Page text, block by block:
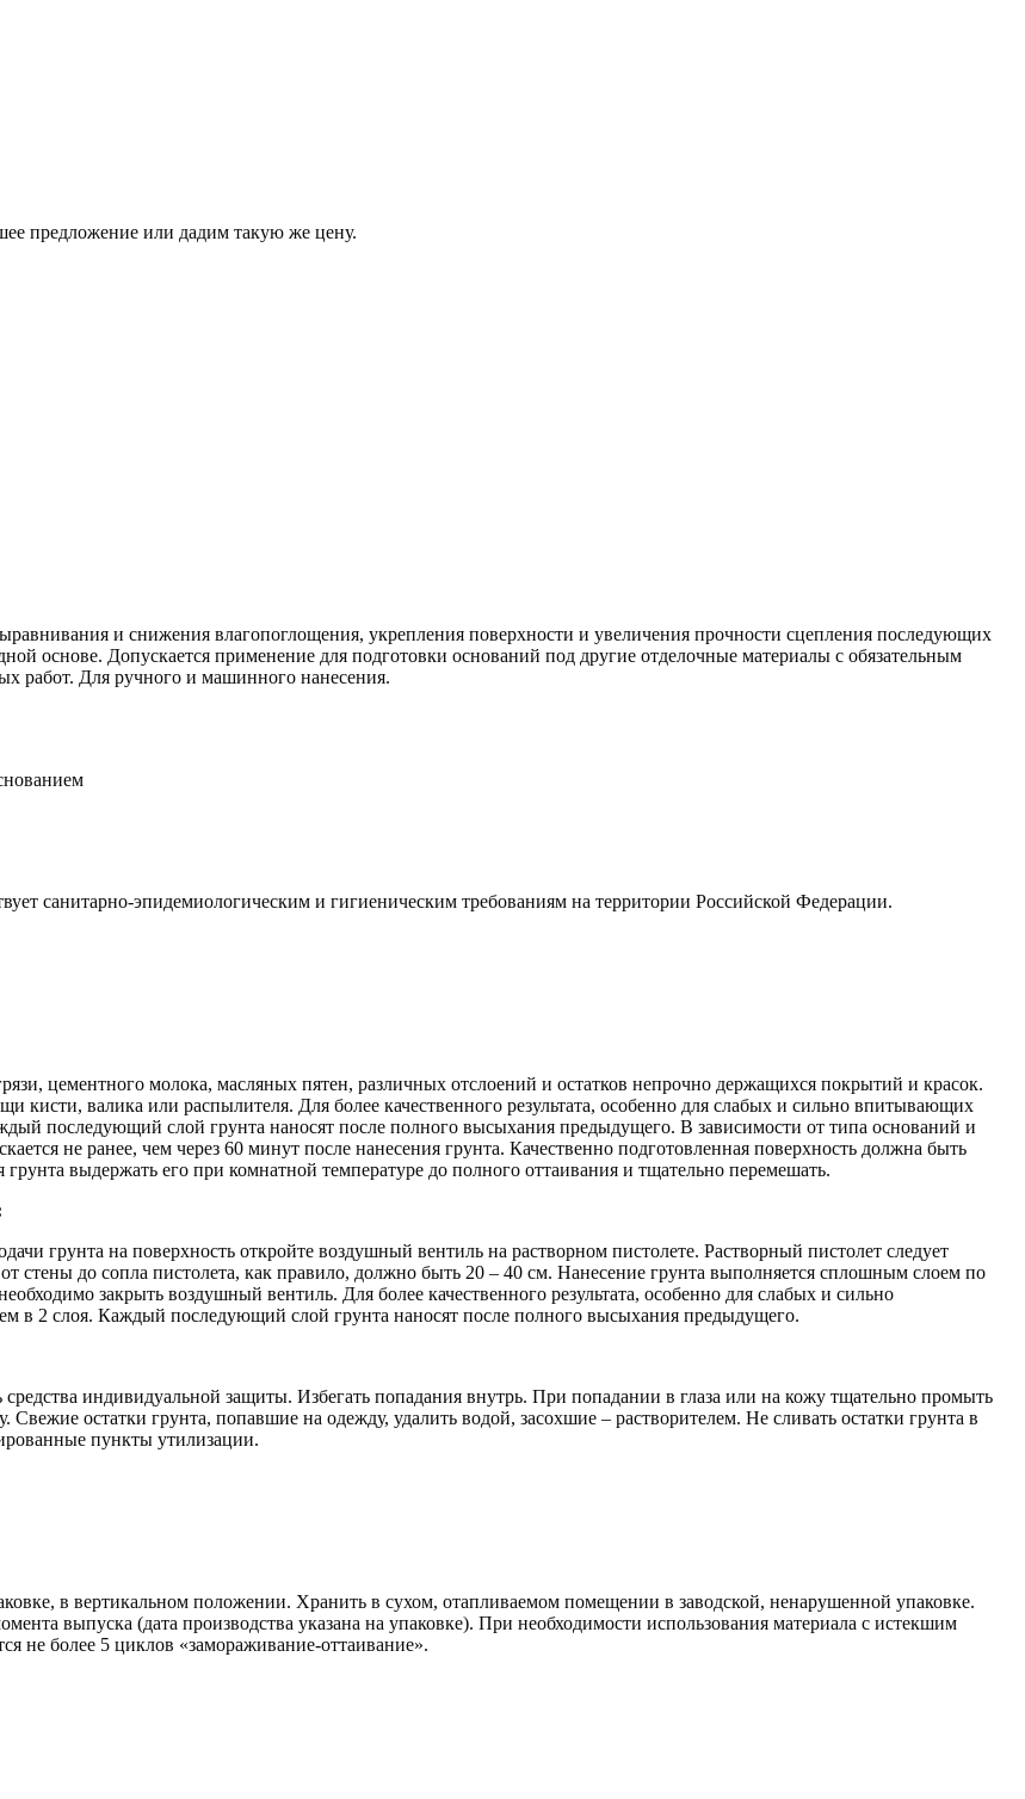
предложение или дадим такую же цену.
и снижения влагопоглощения, укрепления поверхности и увеличения прочности сцепления последующих
основе. Допускается применение для подготовки оснований под другие отделочные материалы с обязательным
работ. Для ручного и машинного нанесения.
санитарно-эпидемиологическим и гигиеническим требованиям на территории Российской Федерации.
цементного молока, масляных пятен, различных отслоений и остатков непрочно держащихся покрытий и красок.
кисти, валика или распылителя. Для более качественного результата, особенно для слабых и сильно впитывающих
последующий слой грунта наносят после полного высыхания предыдущего. В зависимости от типа оснований и
не ранее, чем через 60 минут после нанесения грунта. Качественно подготовленная поверхность должна быть
выдержать его при комнатной температуре до полного оттаивания и тщательно перемешать.
грунта на поверхность откройте воздушный вентиль на растворном пистолете. Растворный пистолет следует
стены до сопла пистолета, как правило, должно быть 20 – 40 см. Нанесение грунта выполняется сплошным слоем по
закрыть воздушный вентиль. Для более качественного результата, особенно для слабых и сильно
в 2 слоя. Каждый последующий слой грунта наносят после полного высыхания предыдущего.
индивидуальной защиты. Избегать попадания внутрь. При попадании в глаза или на кожу тщательно промыть
остатки грунта, попавшие на одежду, удалить водой, засохшие – растворителем. Не сливать остатки грунта в
пункты утилизации.
в вертикальном положении. Хранить в сухом, отапливаемом помещении в заводской, ненарушенной упаковке.
выпуска (дата производства указана на упаковке). При необходимости использования материала с истекшим
не более 5 циклов «замораживание-оттаивание».